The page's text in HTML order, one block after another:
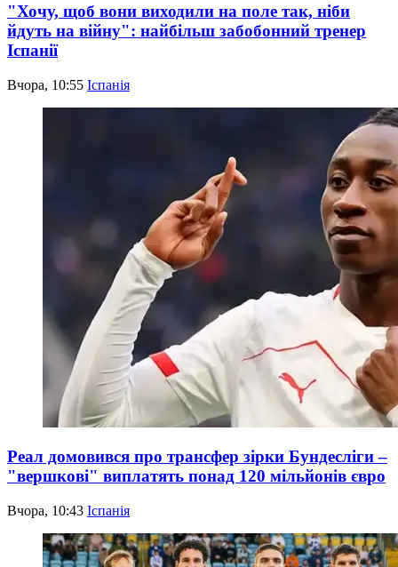
"Хочу, щоб вони виходили на поле так, ніби
йдуть на війну": найбільш забобонний тренер
Іспанії
Вчора, 10:55 Іспанія
Реал домовився про трансфер зірки Бундесліги –
"вершкові" виплатять понад 120 мільйонів євро
Вчора, 10:43 Іспанія